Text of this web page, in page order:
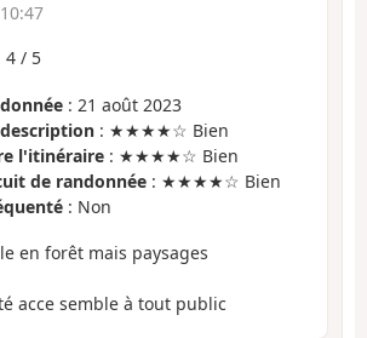
4 / 5
: 21 août 2023
: ★★★★☆ Bien
l'itinéraire : ★★★★☆ Bien
de randonnée : ★★★★☆ Bien
: Non
en forêt mais paysages
acce semble à tout public